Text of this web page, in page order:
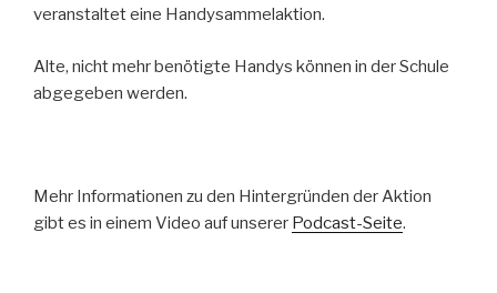
veranstaltet eine Handysammelaktion.
Alte, nicht mehr benötigte Handys können in der Schule
abgegeben werden.
Mehr Informationen zu den Hintergründen der Aktion
gibt es in einem Video auf unserer Podcast-Seite.